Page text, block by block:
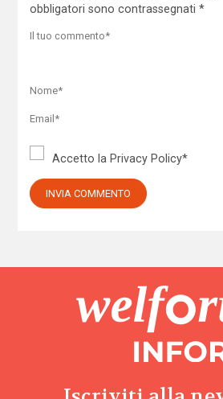
obbligatori sono contrassegnati *
Accetto la Privacy Policy*